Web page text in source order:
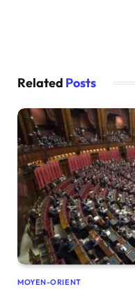
Related Posts
MOYEN-ORIENT